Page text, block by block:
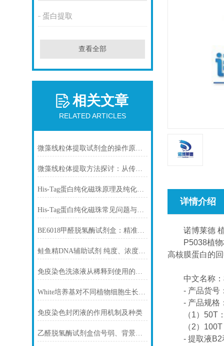
蛋白提取
查看全部
相关文章
RELATED ARTICLES
微藻线粒体提取试剂盒的操作原理与实验优化指南
微藻线粒体提取方法探讨：从传统技术到试剂盒方案
His-Tag蛋白纯化磁珠原理及纯化步骤
His-Tag蛋白纯化磁珠常见问题与解决方案
BE6018甲醛脱氢酶试剂盒：精准检测赋能多领域，标准化流程破解行业痛点
鲑鱼精DNA辅助试剂 纯度、浓度与稳定性对实验结果的影响
免疫染色洗涤液从稀释到使用的完整流程
White培养基对不同植物细胞生长的影响
免疫染色封闭液的作用机制及种类
乙醛脱氢酶试剂盒信号弱、背景高、重复性差怎么办？
详情介绍
诺博莱德 植
P5038植物核
高核膜蛋白的
中文名称：
- 产品货号
- 产品规格
（1）50T：
（2）100T
- 提取液B2